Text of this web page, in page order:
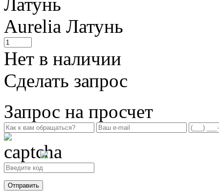
Aurelia Латунь
Нет в наличии
Сделать запрос
Запрос на просчет